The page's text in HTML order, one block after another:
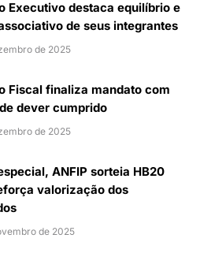
Executivo destaca equilíbrio e
de seus integrantes
de 2025
Fiscal finaliza mandato com
dever cumprido
de 2025
ANFIP sorteia HB20
valorização dos
de 2025